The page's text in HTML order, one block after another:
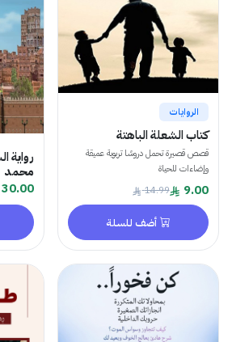
الروايات
كتاب الشعلة الباهتة
قصص قصيرة تحمل دروسًا تربوية عميقة
وإضاءات للحياة
9.00
14.99
أضف للسلة
رواية
محمد
30.00